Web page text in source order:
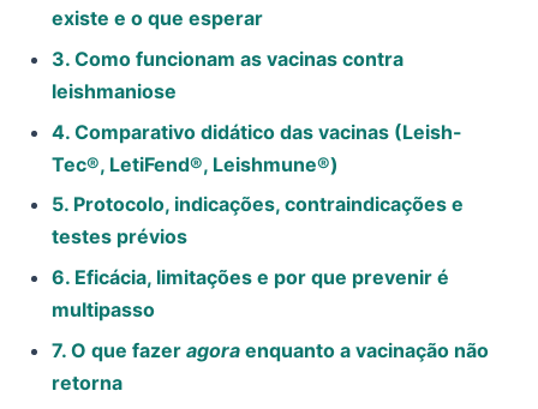
existe e o que esperar
3. Como funcionam as vacinas contra
leishmaniose
4. Comparativo didático das vacinas (Leish-
Tec®, LetiFend®, Leishmune®)
5. Protocolo, indicações, contraindicações e
testes prévios
6. Eficácia, limitações e por que prevenir é
multipasso
7. O que fazeragora enquanto a vacinação não
retorna